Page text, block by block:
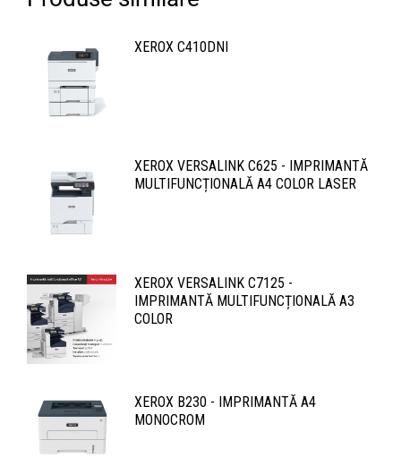
XEROX C410DNI
XEROX VERSALINK C625 - IMPRIMANTĂ
MULTIFUNCȚIONALĂ A4 COLOR LASER
XEROX VERSALINK C7125 -
IMPRIMANTĂ MULTIFUNCȚIONALĂ A3
COLOR
XEROX B230 - IMPRIMANTĂ A4
MONOCROM